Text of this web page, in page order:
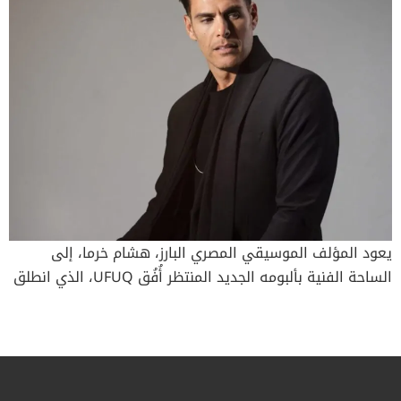
بمثابة الانطلاقة الرسمية لأسبوع سباق الجائزة الكبرى في
أوستن. هذا الحدث، الذي سيقام في لونغ سنتر، أحد أبرز
الأماكن في أوستن والذي يتميز بإطلالات بانورامية خلابة على
أفق المدينة، يعد بتقديم احتفال لا مثيل له يمزج بين رياضة
السيارات والثقافة. معرض للسيارات الخارقة والنجوم
View this post on Instagram A post
shared by THE EXOTICS NETWORK | TEN
(@theexoticsnetwork) من المتوقع أن يجمع المهرجان أكثر
من 100 سيارة هايبركار وسوبركار، بالإضافة إلى سيارات عرض
الفورمولا 1، ليجذب الآلاف من المتحمسين إلى قلب وسط
المدينة. وقد أثبتت The Exotics Network نفسها كمنصة
رائدة تربط بين مالكي السيارات الفاخرة وقادة الصناعة
خيري استثنائي View this post on Instagram
يعود المؤلف الموسيقي المصري البارز، هشام خرما، إلى
الساحة الفنية بألبومه الجديد المنتظر أُفُق UFUQ، الذي انطلق
منذ ألبومه السابق كُن في عام 2019، ويُعد نقلة نوعية في